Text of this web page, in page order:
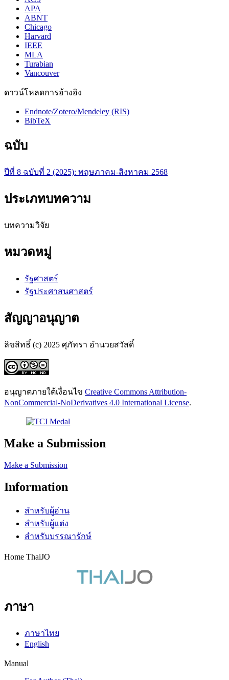
APA
ABNT
Chicago
Harvard
IEEE
MLA
Turabian
Vancouver
ดาวน์โหลดการอ้างอิง
Endnote/Zotero/Mendeley (RIS)
BibTeX
ฉบับ
ปีที่ 8 ฉบับที่ 2 (2025): พฤษภาคม-สิงหาคม 2568
ประเภทบทความ
บทความวิจัย
หมวดหมู่
รัฐศาสตร์
รัฐประศาสนศาสตร์
สัญญาอนุญาต
ลิขสิทธิ์ (c) 2025 ศุภัทรา อำนวยสวัสดิ์
อนุญาตภายใต้เงื่อนไข Creative Commons Attribution-
NonCommercial-NoDerivatives 4.0 International License.
Make a Submission
Make a Submission
Information
สำหรับผู้อ่าน
สำหรับผู้แต่ง
สำหรับบรรณารักษ์
Home ThaiJO
ภาษา
ภาษาไทย
English
Manual